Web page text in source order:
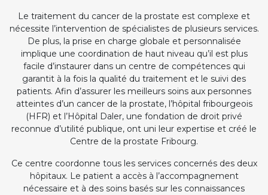
Le traitement du cancer de la prostate est complexe et
nécessite l’intervention de spécialistes de plusieurs services.
De plus, la prise en charge globale et personnalisée
implique une coordination de haut niveau qu’il est plus
facile d’instaurer dans un centre de compétences qui
garantit à la fois la qualité du traitement et le suivi des
patients. Afin d’assurer les meilleurs soins aux personnes
atteintes d’un cancer de la prostate, l’hôpital fribourgeois
(HFR) et l’Hôpital Daler, une fondation de droit privé
reconnue d’utilité publique, ont uni leur expertise et créé le
Centre de la prostate Fribourg.
Ce centre coordonne tous les services concernés des deux
hôpitaux. Le patient a accès à l’accompagnement
nécessaire et à des soins basés sur les connaissances